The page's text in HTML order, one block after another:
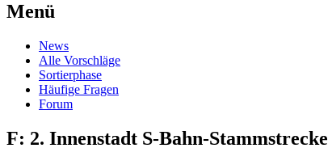
Menü
Zum
Inhalt
springen
News
Alle Vorschläge
Sortierphase
Häufige Fragen
Forum
F: 2. Innenstadt S-Bahn-Stammstrecke